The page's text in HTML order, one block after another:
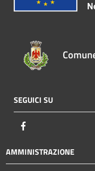
SEGUICI SU
AMMINISTRAZIONE